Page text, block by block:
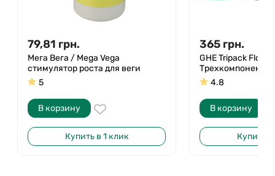
79,81 грн.
Мега Вега / Mega Vega
стимулятор роста для веги
5
В корзину
Купить в 1 клик
365 грн.
GHE Tripack Flora
4.8
В корзину
Купить в